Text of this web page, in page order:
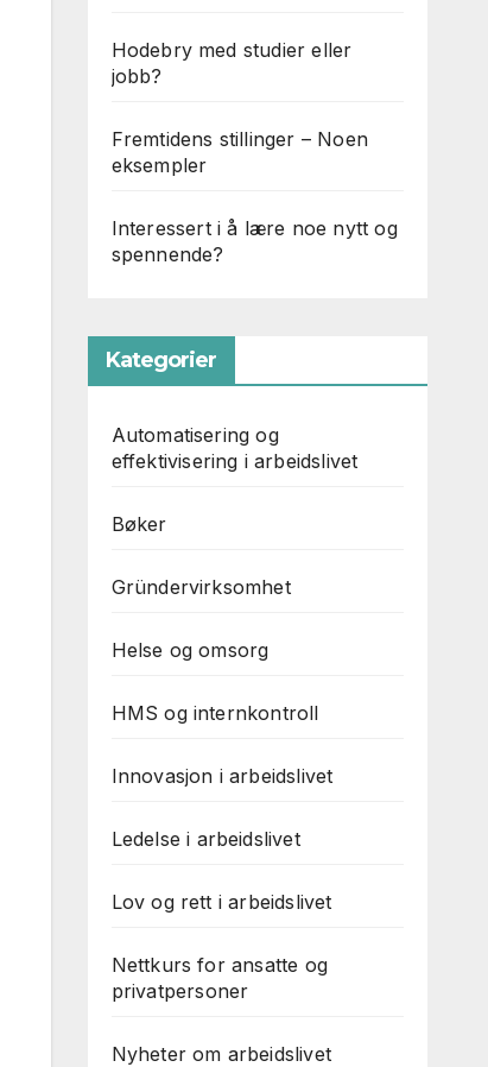
Hodebry med studier eller
jobb?
Fremtidens stillinger – Noen
eksempler
Interessert i å lære noe nytt og
spennende?
Kategorier
Automatisering og
effektivisering i arbeidslivet
Bøker
Gründervirksomhet
Helse og omsorg
HMS og internkontroll
Innovasjon i arbeidslivet
Ledelse i arbeidslivet
Lov og rett i arbeidslivet
Nettkurs for ansatte og
privatpersoner
Nyheter om arbeidslivet